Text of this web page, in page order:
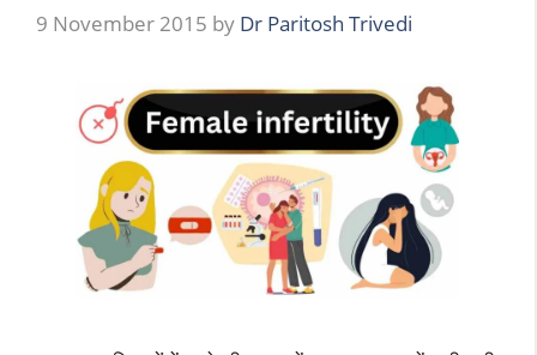
9 November 2015 by Dr Paritosh Trivedi